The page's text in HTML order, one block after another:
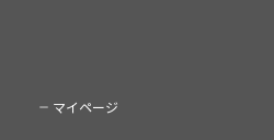
マイページ